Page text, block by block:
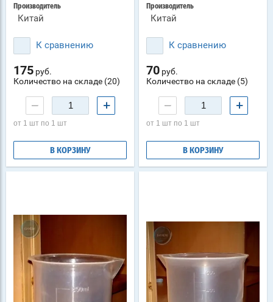
Производитель
Китай
К сравнению
175 руб.
Количество на складе (20)
− +
от 1 шт по 1 шт
В КОРЗИНУ
Производитель
Китай
К сравнению
70 руб.
Количество на складе (5)
− +
от 1 шт по 1 шт
В КОРЗИНУ